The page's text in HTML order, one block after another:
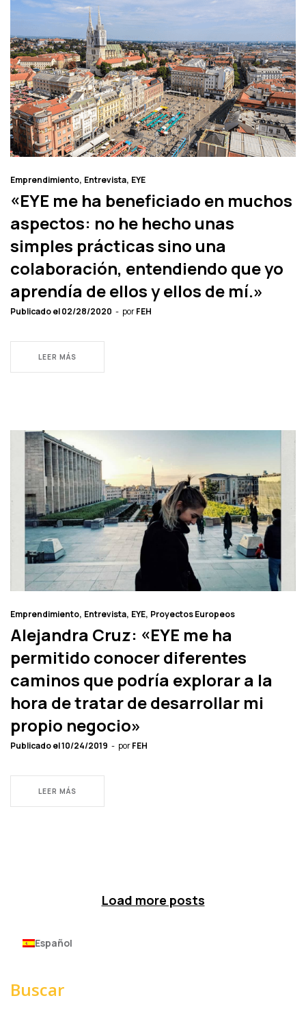
Emprendimiento Entrevista EYE
«EYE me ha beneficiado en muchos
aspectos: no he hecho unas
simples prácticas sino una
colaboración, entendiendo que yo
aprendía de ellos y ellos de mí.»
Publicado el02/28/2020 porFEH
LEER MÁS
Emprendimiento Entrevista EYE Proyectos Europeos
Alejandra Cruz: «EYE me ha
permitido conocer diferentes
caminos que podría explorar a la
hora de tratar de desarrollar mi
propio negocio»
Publicado el10/24/2019 porFEH
LEER MÁS
Load more posts
Español
Buscar